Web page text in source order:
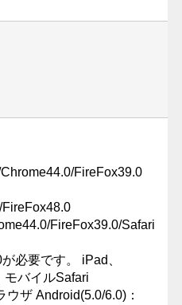
FireFox39.0
FireFox48.0
FireFox39.0/Safari
必要です。 iPad、
モバイルSafari
ザ Android(5.0/6.0)：